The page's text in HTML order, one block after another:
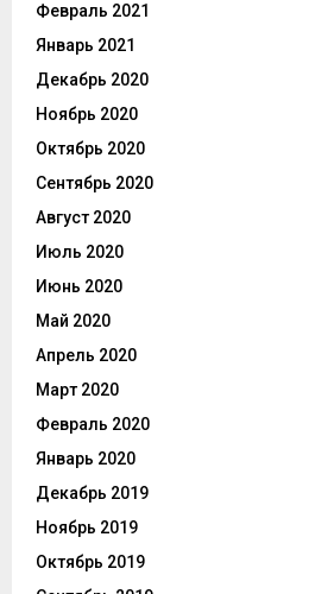
Февраль 2021
Январь 2021
Декабрь 2020
Ноябрь 2020
Октябрь 2020
Сентябрь 2020
Август 2020
Июль 2020
Июнь 2020
Май 2020
Апрель 2020
Март 2020
Февраль 2020
Январь 2020
Декабрь 2019
Ноябрь 2019
Октябрь 2019